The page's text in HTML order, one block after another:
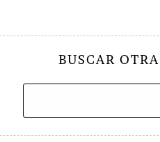
BUSCAR